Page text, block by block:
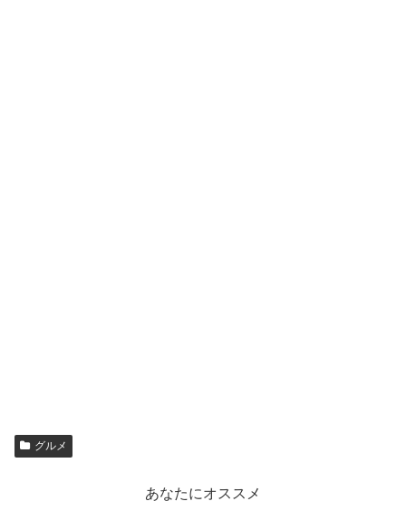
グルメ
あなたにオススメ